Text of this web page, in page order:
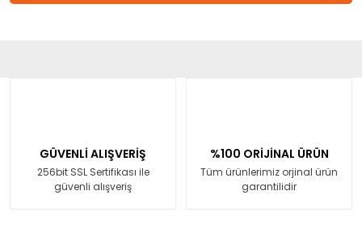
GÜVENLİ ALIŞVERİŞ
256bit SSL Sertifikası ile
güvenli alışveriş
%100 ORİJİNAL ÜRÜN
Tüm ürünlerimiz orjinal ürün
garantilidir